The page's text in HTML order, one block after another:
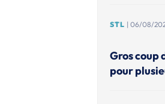
STL | 06/08/
Gros coup
pour